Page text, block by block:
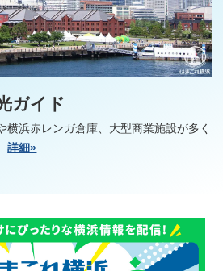
ガイド
横浜赤レンガ倉庫、大型商業施設が多く
詳細»